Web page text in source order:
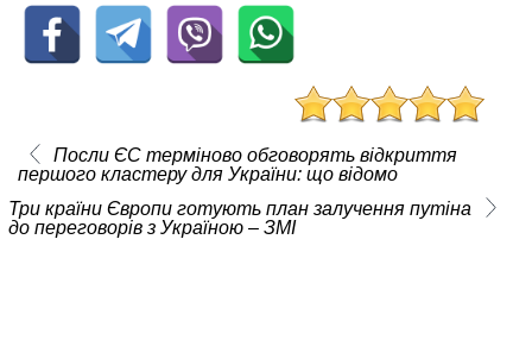
Посли ЄC терміново обговорять відкриття
першого кластеру для України: що відомо
Три країни Європи готують план залучення путіна
до переговорів з Україною – ЗМІ